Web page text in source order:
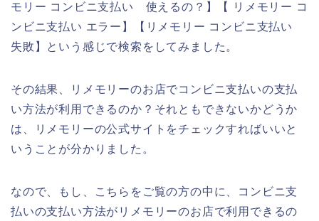
モリー コンビニ支払い 使えるの？】【 リメモリー コ
ンビニ支払い エラー】【リメモリー コンビニ支払い
失敗】という感じで検索をしてみました。
その結果、リメモリーのお店でコンビニ支払いの支払
い方法が利用できるのか？それともできないかどうか
は、リメモリーの公式サイトをチェックすればいいと
いうことが分かりました。
なので、もし、こちらをご覧の方の中に、コンビニ支
払いの支払い方法がリメモリーのお店で利用できるの